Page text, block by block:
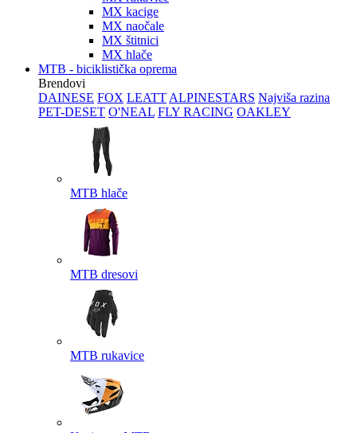
MX kacige
MX naočale
MX štitnici
MX hlače
MTB - biciklistička oprema
Brendovi
DAINESE FOX LEATT ALPINESTARS Najviša razina
PET-DESET O'NEAL FLY RACING OAKLEY
MTB hlače
MTB dresovi
MTB rukavice